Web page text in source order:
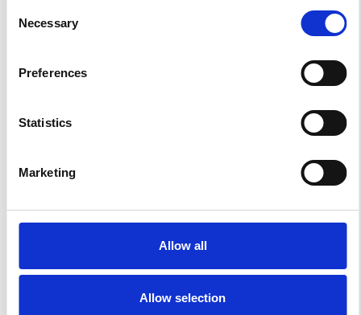
Selection
Necessary
Preferences
Statistics
Marketing
Allow all
Allow selection
Repubblica Ceca